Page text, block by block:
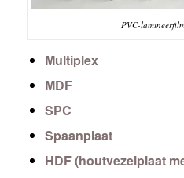
PVC-
Multiplex
MDF
SPC
Spaanplaat
HDF (houtvezelplaat